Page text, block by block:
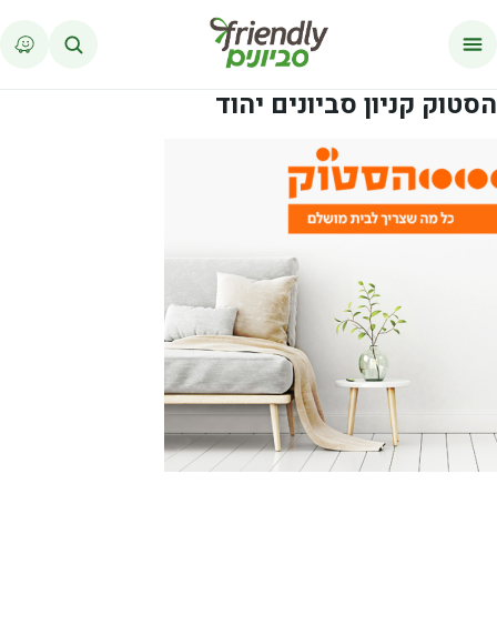
הסטוק קניון סביונים יהוד